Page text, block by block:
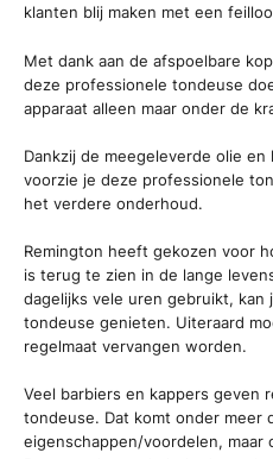
klanten blij maken met een
Met dank aan de afspoelbare
deze professionele tondeuse
apparaat alleen maar onder de
Dankzij de meegeleverde olie
voorzie je deze professionele
het verdere onderhoud.
Remington heeft gekozen voor
is terug te zien in de lange
dagelijks vele uren gebruikt, kan
tondeuse genieten. Uiteraard
regelmaat vervangen worden.
Veel barbiers en kappers geven
tondeuse. Dat komt onder meer
eigenschappen/voordelen,